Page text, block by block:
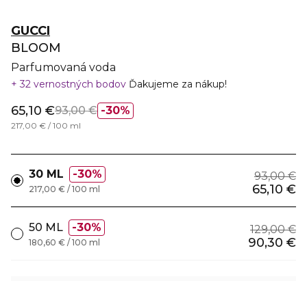
GUCCI
BLOOM
Parfumovaná voda
32 vernostných bodov Ďakujeme za nákup!
30%
65,10 €93,00 €
217,00 € / 100 ml
30 ML 30% 93,00 €
65,10 €
217,00 € / 100 ml
50 ML 30% 129,00 €
90,30 €
180,60 € / 100 ml